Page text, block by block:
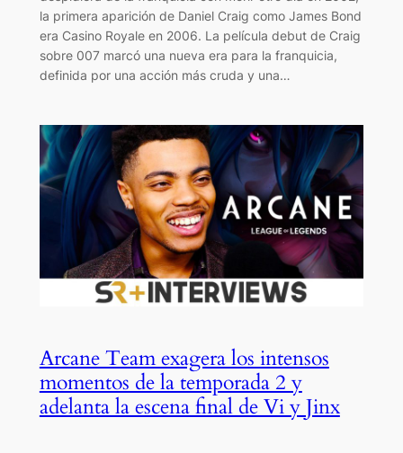
la primera aparición de Daniel Craig como James Bond
era Casino Royale en 2006. La película debut de Craig
sobre 007 marcó una nueva era para la franquicia,
definida por una acción más cruda y una…
Arcane Team exagera los intensos
momentos de la temporada 2 y
adelanta la escena final de Vi y Jinx